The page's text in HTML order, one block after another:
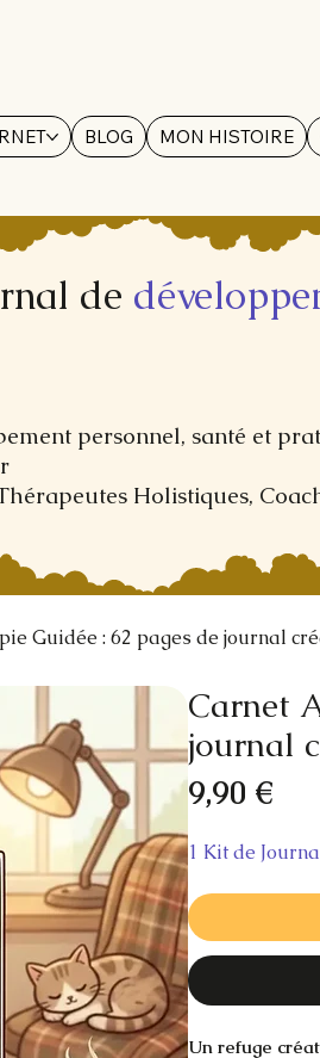
BLOG MON HISTOIRE
de
personnel, santé et
Holistiques,
Guidée : 62 pages de journal
Carnet
journal
9,90 €Prix
1 Kit de
Un refuge